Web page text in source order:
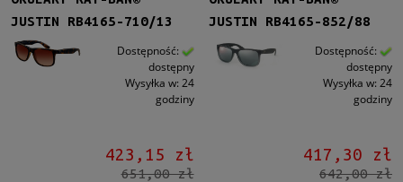
Kolor soczewki
Szary(10)
Brązowy
JUSTIN RB4165-710/13
Dostępność:
dostępny
Wysyłka w: 24
godziny
423,15 zł
651,00 zł
JUSTIN RB4165-852/88
Dostępność:
dostępny
Wysyłka w: 24
godziny
417,30 zł
642,00 zł